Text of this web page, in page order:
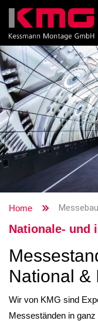
Home Messebau
Nationale- und
National &
Wir von KMG sind
Messeständen in